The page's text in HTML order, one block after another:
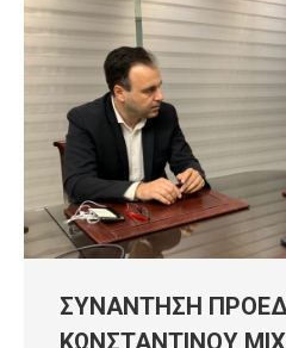
ΣΥΝΑΝΤΗΣΗ
ΚΩΝΣΤΑΝΤΙΝΟΥ